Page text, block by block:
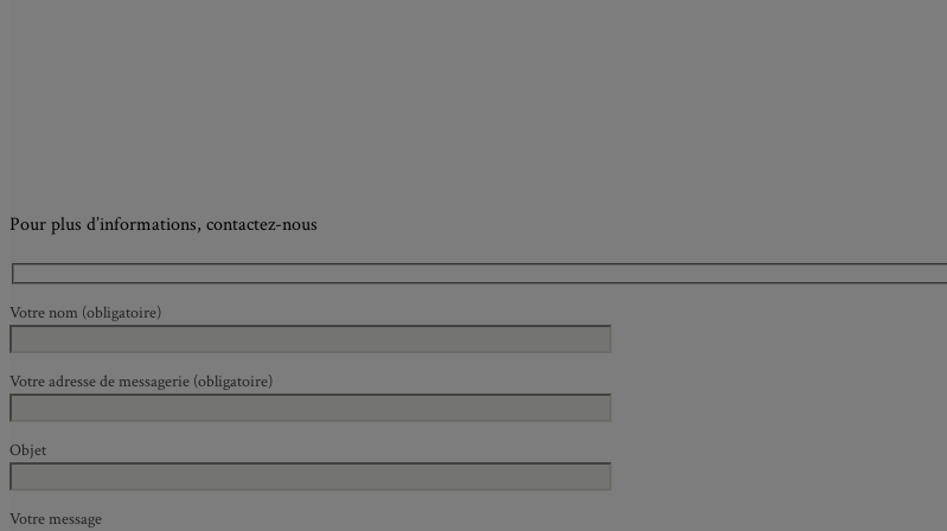
Pour plus d’informations, contactez-nous
Votre nom (obligatoire)
Votre adresse de messagerie (obligatoire)
Objet
Votre message